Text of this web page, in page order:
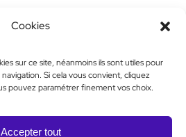
Cookies
sur ce site, néanmoins ils sont utiles pour
Si cela vous convient, cliquez
pouvez paramétrer finement vos choix.
Accepter tout